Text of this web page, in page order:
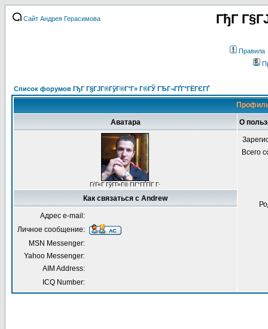
Сайт Андрея Герасимова ГђГ
Правила
Список форумов ГђГ Г§ГЈГ®ГўГ®Г°Г» Г®ГЎ ГЂГ¬ГҐГ°ГЁГЄГҐ
Аватара О
ГѓГ«Г ГўГ­Г»Г© ГІГ°ГҐГЇГ Г·
Всего
Как связаться с Andrew
Адрес e-mail:
Личное сообщение:
MSN Messenger:
Yahoo Messenger:
AIM Address:
ICQ Number: